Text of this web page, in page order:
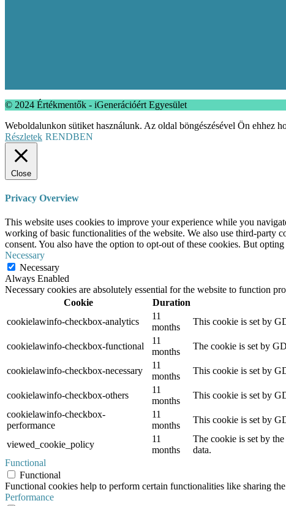
© 2024 Értékmentők - iGenerációért Egyesület
Weboldalunkon sütiket használunk. Az oldal böngészésével Ön ehhez
Részletek RENDBEN
Close
Privacy Overview
This website uses cookies to improve your experience while you
working of basic functionalities of the website. We also use third-party
consent. You also have the option to opt-out of these cookies. But
Necessary
Necessary
Always Enabled
Necessary cookies are absolutely essential for the website to function
Cookie
Duration
cookielawinfo-checkbox-analytics
11
months
This cookie is set by
cookielawinfo-checkbox-functional
11
months
The cookie is set by
cookielawinfo-checkbox-necessary
11
months
This cookie is set by
cookielawinfo-checkbox-others
11
months
This cookie is set by
cookielawinfo-checkbox-
performance
11
months
This cookie is set by
viewed_cookie_policy
11
months
The cookie is set by
data.
Functional
Functional
Functional cookies help to perform certain functionalities like sharing
Performance